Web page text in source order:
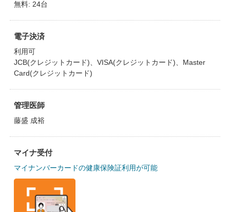
無料: 24台
電子決済
利用可
JCB(クレジットカード)、VISA(クレジットカード)、Master
Card(クレジットカード)
管理医師
藤盛 成裕
マイナ受付
マイナンバーカードの健康保険証利用が可能